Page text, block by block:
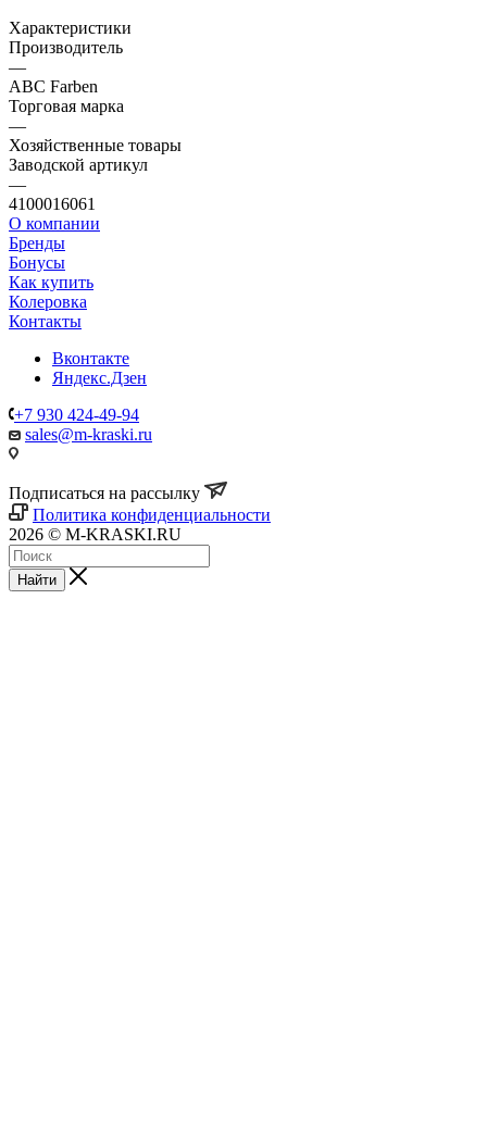
Характеристики
Производитель
—
ABC Farben
Торговая марка
—
Хозяйственные товары
Заводской артикул
—
4100016061
О компании
Бренды
Бонусы
Как купить
Колеровка
Контакты
Вконтакте
Яндекс.Дзен
+7 930 424-49-94
sales@m-kraski.ru
Подписаться на рассылку
Политика конфиденциальности
2026 © M-KRASKI.RU
Найти